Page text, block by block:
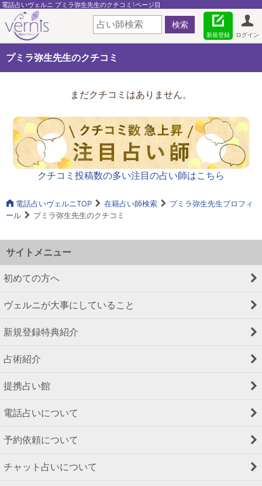
電話占いヴェルニ プミラ弥生先生のクチコミ1ページ目
ログイン
新規登録
プミラ弥生先生のクチコミ
まだクチコミはありません。
クチコミ投稿数の多い注目の占い師はこちら
電話占いヴェルニTOP 在籍占い師検索
プミラ弥生先生プロフィ
ール
プミラ弥生先生のクチコミ
サイトメニュー
初めての方へ
ヴェルニが大事にしていること
新規登録特典紹介
占術紹介
提携占い館
電話占いについて
予約依頼について
チャット占いについて